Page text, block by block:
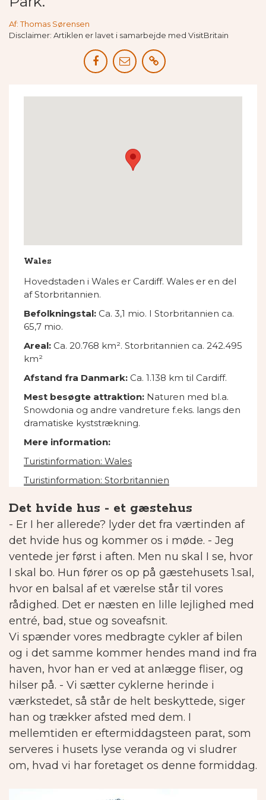
Af: Thomas Sørensen
Disclaimer: Artiklen er lavet i samarbejde med VisitBritain
Wales
Hovedstaden i Wales er Cardiff. Wales er en del
af Storbritannien.
Befolkningstal: Ca. 3,1 mio. I Storbritannien ca.
65,7 mio.
Areal: Ca. 20.768 km². Storbritannien ca. 242.495
km²
Afstand fra Danmark: Ca. 1.138 km til Cardiff.
Mest besøgte attraktion: Naturen med bl.a.
Snowdonia og andre vandreture f.eks. langs den
dramatiske kyststrækning.
Mere information:
Turistinformation: Wales
Turistinformation: Storbritannien
Det hvide hus - et gæstehus
- Er I her allerede? lyder det fra værtinden af
det hvide hus og kommer os i møde. - Jeg
ventede jer først i aften. Men nu skal I se, hvor
I skal bo. Hun fører os op på gæstehusets 1.sal,
hvor en balsal af et værelse står til vores
rådighed. Det er næsten en lille lejlighed med
entré, bad, stue og soveafsnit.
Vi spænder vores medbragte cykler af bilen
og i det samme kommer hendes mand ind fra
haven, hvor han er ved at anlægge fliser, og
hilser på. - Vi sætter cyklerne herinde i
værkstedet, så står de helt beskyttede, siger
han og trækker afsted med dem. I
mellemtiden er eftermiddagsteen parat, som
serveres i husets lyse veranda og vi sludrer
om, hvad vi har foretaget os denne formiddag.